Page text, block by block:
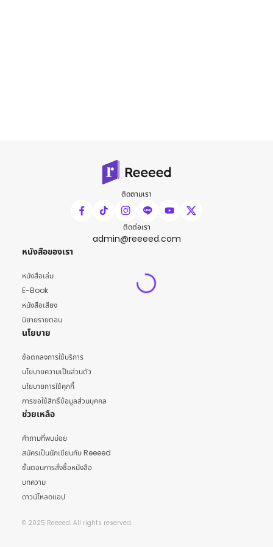
ติดตามเรา
ติดต่อเรา
admin@reeeed.com
หนังสือของเรา
หนังสือเล่ม
E-Book
หนังสือเสียง
นิยายรายตอน
นโยบาย
ข้อตกลงการใช้บริการ
นโยบายความเป็นส่วนตัว
นโยบายการใช้คุกกี้
การขอใช้สิทธิ์ข้อมูลส่วนบุคคล
ช่วยเหลือ
คำถามที่พบบ่อย
สมัครเป็นนักเขียนกับ Reeeed
ขั้นตอนการสั่งซื้อหนังสือ
บทความ
ดาวน์โหลดแอป
© 2025 Reeeed. All rights reserved.